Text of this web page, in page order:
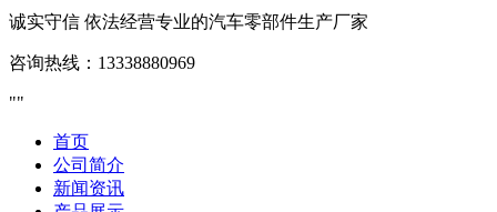
诚实守信 依法经营专业的汽车零部件生产厂家
咨询热线： 13338880969
首页
公司简介
新闻资讯